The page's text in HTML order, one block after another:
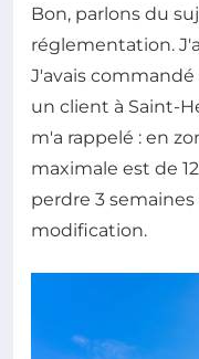
Bon, parlons du
réglementation.
J'avais
un client à Saint-
m'a rappelé : en
maximale est de
perdre 3
modification.